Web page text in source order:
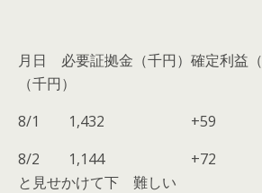
月日 必要証拠金（千円）確定利益
（千円）
8/1 1,432
8/2 1,144
と見せかけて下 難しい